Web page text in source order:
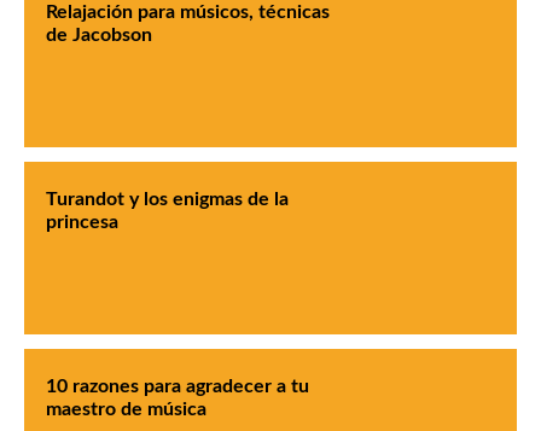
Relajación para músicos, técnicas
de Jacobson
Turandot y los enigmas de la
princesa
10 razones para agradecer a tu
maestro de música